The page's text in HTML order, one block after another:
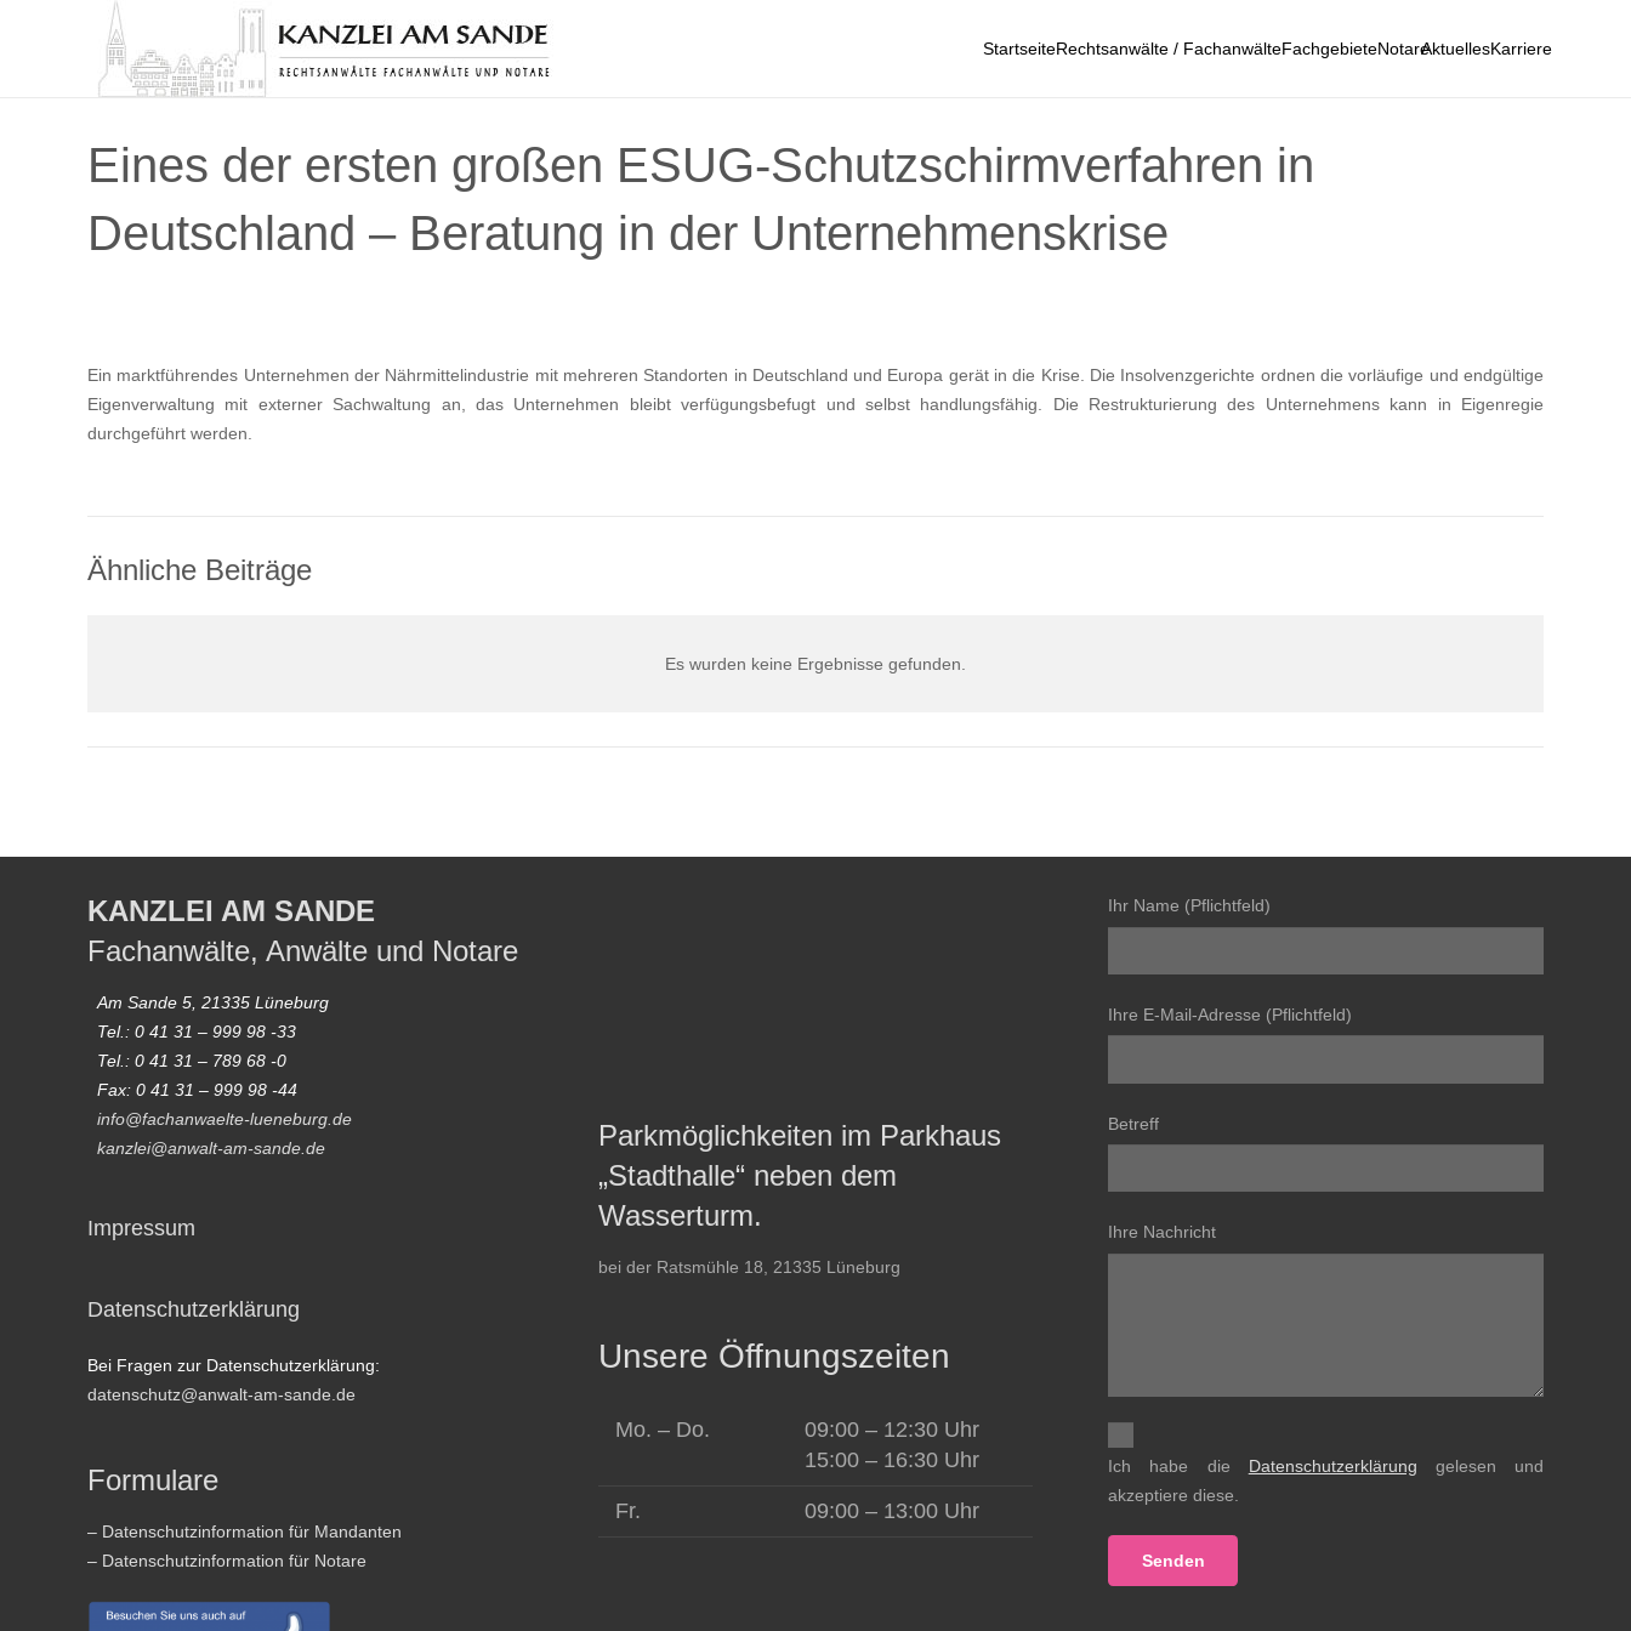
StartseiteRechtsanwälte / FachanwälteFachgebieteNotareAktuellesKarriere
Eines der ersten großen ESUG-Schutzschirmverfahren in
Deutschland – Beratung in der Unternehmenskrise
Ein marktführendes Unternehmen der Nährmittelindustrie mit mehreren Standorten in Deutschland und Europa gerät in die Krise. Die Insolvenzgerichte ordnen die vorläufige und endgültige
Eigenverwaltung mit externer Sachwaltung an, das Unternehmen bleibt verfügungsbefugt und selbst handlungsfähig. Die Restrukturierung des Unternehmens kann in Eigenregie
durchgeführt werden.
Ähnliche Beiträge
Es wurden keine Ergebnisse gefunden.
KANZLEI AM SANDE
Fachanwälte, Anwälte und Notare
Am Sande 5, 21335 Lüneburg
Tel.: 0 41 31 – 999 98 -33
Tel.: 0 41 31 – 789 68 -0
Fax: 0 41 31 – 999 98 -44
info@fachanwaelte-lueneburg.de
kanzlei@anwalt-am-sande.de
Impressum
Datenschutzerklärung
Bei Fragen zur Datenschutzerklärung:
datenschutz@anwalt-am-sande.de
Formulare
– Datenschutzinformation für Mandanten
– Datenschutzinformation für Notare
Parkmöglichkeiten im Parkhaus
„Stadthalle“ neben dem
Wasserturm.
bei der Ratsmühle 18, 21335 Lüneburg
Unsere Öffnungszeiten
Mo. – Do.
09:00 – 12:30 Uhr
15:00 – 16:30 Uhr
Fr. 09:00 – 13:00 Uhr
Ihr Name (Pflichtfeld)
Ihre E-Mail-Adresse (Pflichtfeld)
Betreff
Ihre Nachricht
Ich habe die Datenschutzerklärung gelesen und
akzeptiere diese.